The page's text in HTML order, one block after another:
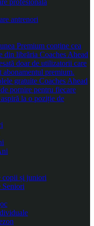
profesională
antrenori
Premium conține cea
din librăria Coaches Ahead
doar de utilizatorii care
abonamentul premium.
gratuite Coaches Ahead
pornire pentru fiecare
la o poziție de
copii și juniori
Seniori